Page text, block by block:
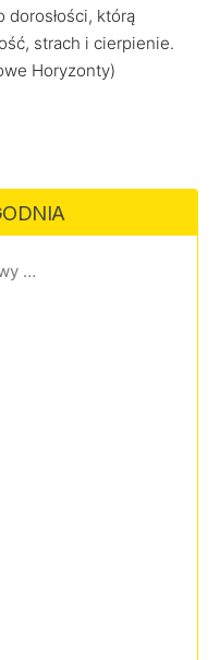
którą
strach i cierpienie.
Horyzonty)
Spider-Man. Całkiem nowy dzień